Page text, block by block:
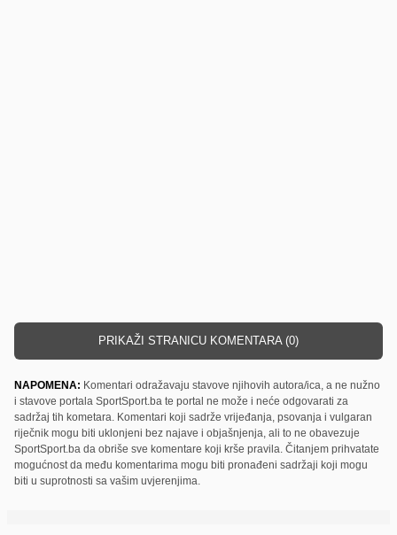
PRIKAŽI STRANICU KOMENTARA (0)
NAPOMENA: Komentari odražavaju stavove njihovih autora/ica, a ne nužno
i stavove portala SportSport.ba te portal ne može i neće odgovarati za
sadržaj tih kometara. Komentari koji sadrže vrijeđanja, psovanja i vulgaran
riječnik mogu biti uklonjeni bez najave i objašnjenja, ali to ne obavezuje
SportSport.ba da obriše sve komentare koji krše pravila. Čitanjem prihvatate
mogućnost da među komentarima mogu biti pronađeni sadržaji koji mogu
biti u suprotnosti sa vašim uvjerenjima.